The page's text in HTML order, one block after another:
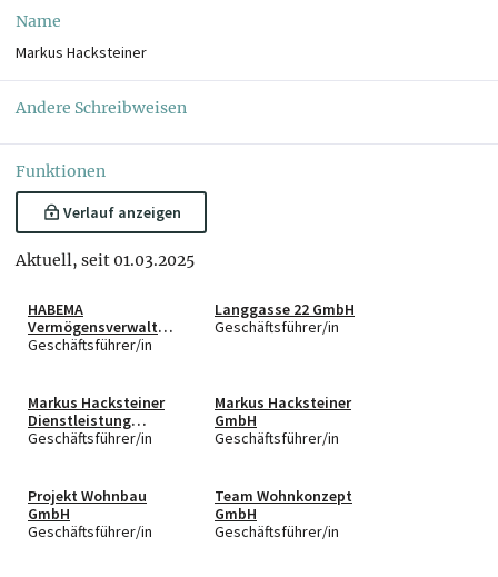
Name
Markus Hacksteiner
Andere Schreibweisen
Funktionen
Verlauf anzeigen
Aktuell, seit 01.03.2025
HABEMA
Vermögensverwaltu
ngs-GmbH
Geschäftsführer/in
Langgasse 22 GmbH
Geschäftsführer/in
Markus Hacksteiner
Dienstleistung
GmbH
Geschäftsführer/in
Markus Hacksteiner
GmbH
Geschäftsführer/in
Projekt Wohnbau
GmbH
Geschäftsführer/in
Team Wohnkonzept
GmbH
Geschäftsführer/in